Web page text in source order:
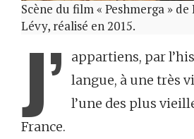
Scène du film « Peshmerga »
Lévy, réalisé en 2015.
J’
appartiens, par
langue, à une très
l’une des plus
France.